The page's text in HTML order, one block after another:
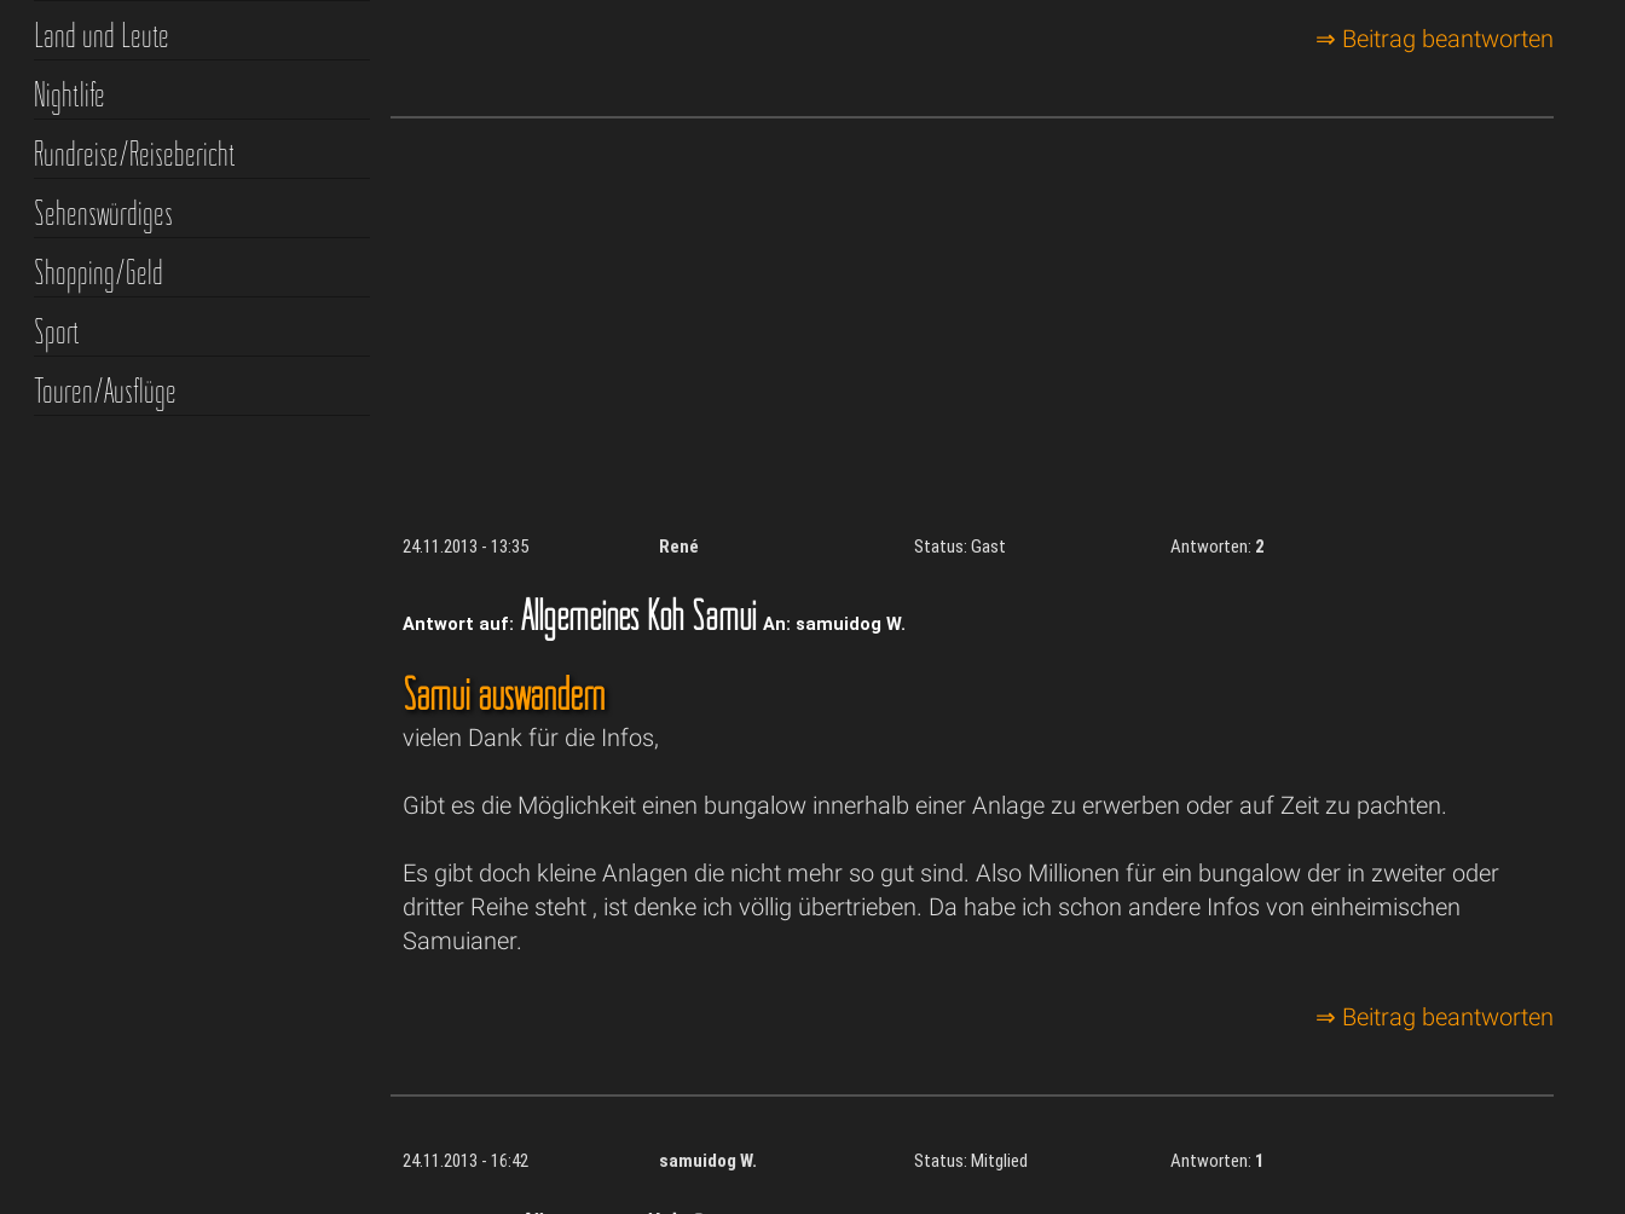
⇒ Beitrag beantworten
24.11.2013 - 13:35 René Status: Gast Antworten: 2
Antwort auf: Allgemeines Koh SamuiAn: samuidog W.
Samui auswandern
vielen Dank für die Infos,
Gibt es die Möglichkeit einen bungalow innerhalb einer Anlage zu erwerben oder auf Zeit zu pachten.
Es gibt doch kleine Anlagen die nicht mehr so gut sind. Also Millionen für ein bungalow der in zweiter oder
dritter Reihe steht , ist denke ich völlig übertrieben. Da habe ich schon andere Infos von einheimischen
Samuianer.
⇒ Beitrag beantworten
24.11.2013 - 16:42 samuidog W. Status: Mitglied Antworten: 1
Land und Leute
Nightlife
Rundreise/Reisebericht
Sehenswürdiges
Shopping/Geld
Sport
Touren/Ausflüge